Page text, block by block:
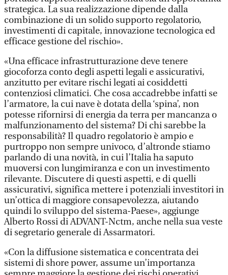
strategica. La sua realizzazione dipende dalla
combinazione di un solido supporto regolatorio,
investimenti di capitale, innovazione tecnologica ed
efficace gestione del rischio».
«Una efficace infrastrutturazione deve tenere
giocoforza conto degli aspetti legali e assicurativi,
anzitutto per evitare rischi legati ai cosiddetti
contenziosi climatici. Che cosa accadrebbe infatti se
l’armatore, la cui nave è dotata della ‘spina’, non
potesse rifornirsi di energia da terra per mancanza o
malfunzionamento del sistema? Di chi sarebbe la
responsabilità? Il quadro regolatorio è ampio e
purtroppo non sempre univoco, d’altronde stiamo
parlando di una novità, in cui l’Italia ha saputo
muoversi con lungimiranza e con un investimento
rilevante. Discutere di questi aspetti, e di quelli
assicurativi, significa mettere i potenziali investitori in
un’ottica di maggiore consapevolezza, aiutando
quindi lo sviluppo del sistema-Paese», aggiunge
Alberto Rossi di ADVANT-Nctm, anche nella sua veste
di segretario generale di Assarmatori.
«Con la diffusione sistematica e concentrata dei
sistemi di shore power, assume un’importanza